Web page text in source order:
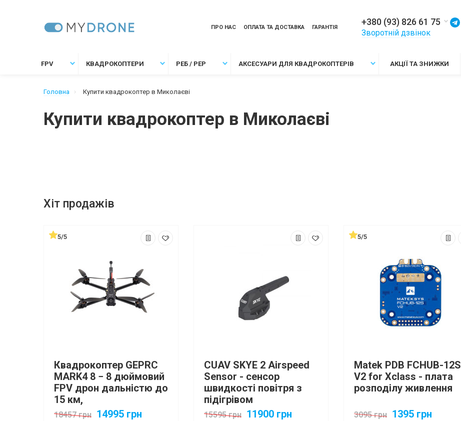
ПРО НАС ОПЛАТА ТА ДОСТАВКА ГАРАНТІЯ
+380 (93) 826 61 75
Зворотній дзвінок
FPV КВАДРОКОПТЕРИ РЕБ / РЕР АКСЕСУАРИ ДЛЯ КВАДРОКОПТЕРІВ АКЦІЇ ТА ЗНИЖКИ
Головна Купити квадрокоптер в Миколаєві
Купити квадрокоптер в Миколаєві
Хіт продажів
5/5
Квадрокоптер GEPRC
MARK4 8 − 8 дюймовий
FPV дрон дальністю до
15 км,
вантажопідйомність до
18457 грн 14995 грн
CUAV SKYE 2 Airspeed
Sensor - сенсор
швидкості повітря з
підігрівом
15595 грн 11900 грн
5/5
Matek PDB FCHUB-12S
V2 for Xclass - плата
розподілу живлення
3095 грн 1395 грн